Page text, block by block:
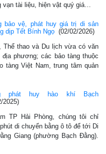
vạn tài liệu, hiện vật quý giá…
bảo vệ, phát huy giá trị di sản
dịp Tết Bính Ngọ (02/02/2026)
Thể thao và Du lịch vừa có văn
địa phương; các bảo tàng thuộc
tàng Việt Nam, trung tâm quản
phát huy hào khí Bạch
2025)
TP Hải Phòng, chúng tôi chỉ
di chuyển bằng ô tô để tới Di
Giang (phường Bạch Đằng).